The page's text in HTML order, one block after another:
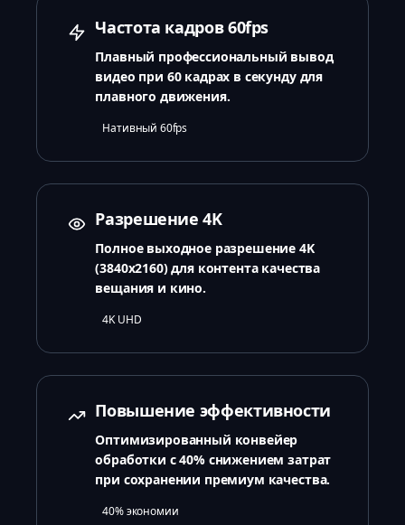
Частота кадров 60fps
Плавный профессиональный вывод
видео при 60 кадрах в секунду для
плавного движения.
Нативный 60fps
Разрешение 4K
Полное выходное разрешение 4K
(3840x2160) для контента качества
вещания и кино.
4K UHD
Повышение эффективности
Оптимизированный конвейер
обработки с 40% снижением затрат
при сохранении премиум качества.
40% экономии